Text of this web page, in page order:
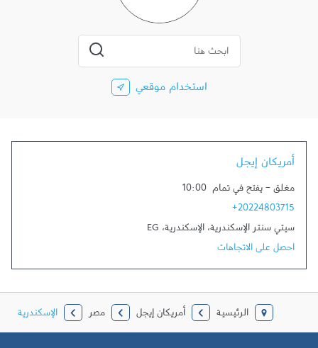
استخدام موقعي
أمريكان إيجل
مغلق - يفتح في تمام 10:00
+20224803715
سيتي سنتر الإسكندرية، الإسكندرية، EG
احصل على الاتجاهات
الرئيسية أمريكان إيجل مصر الإسكندرية